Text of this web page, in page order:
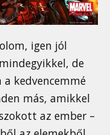
igen jól
de
kedvencemmé
más, amikkel
az ember –